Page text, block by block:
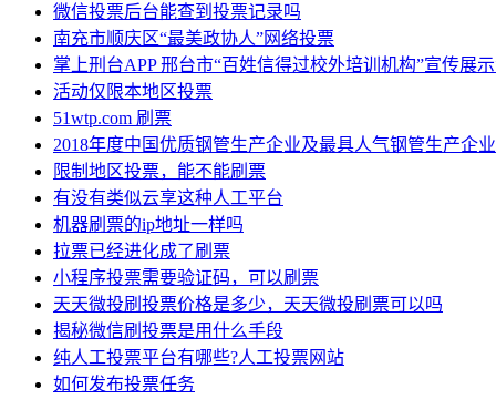
微信投票后台能查到投票记录吗
南充市顺庆区“最美政协人”网络投票
掌上刑台APP 邢台市“百姓信得过校外培训机构”宣传展
活动仅限本地区投票
51wtp.com 刷票
2018年度中国优质钢管生产企业及最具人气钢管生产企
限制地区投票，能不能刷票
有没有类似云享这种人工平台
机器刷票的ip地址一样吗
拉票已经进化成了刷票
小程序投票需要验证码，可以刷票
天天微投刷投票价格是多少，天天微投刷票可以吗
揭秘微信刷投票是用什么手段
纯人工投票平台有哪些?人工投票网站
如何发布投票任务